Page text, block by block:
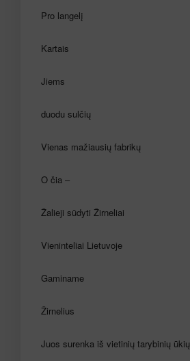
Pro langelį
Kartais
Jiems
duodu sulčių
Vienas mažiausių fabrikų
O čia –
Žalieji sūdyti Žirneliai
Vieninteliai Lietuvoje
Gaminame
Žirnelius
Juos surenka iš vietinių tarybinių ūkių